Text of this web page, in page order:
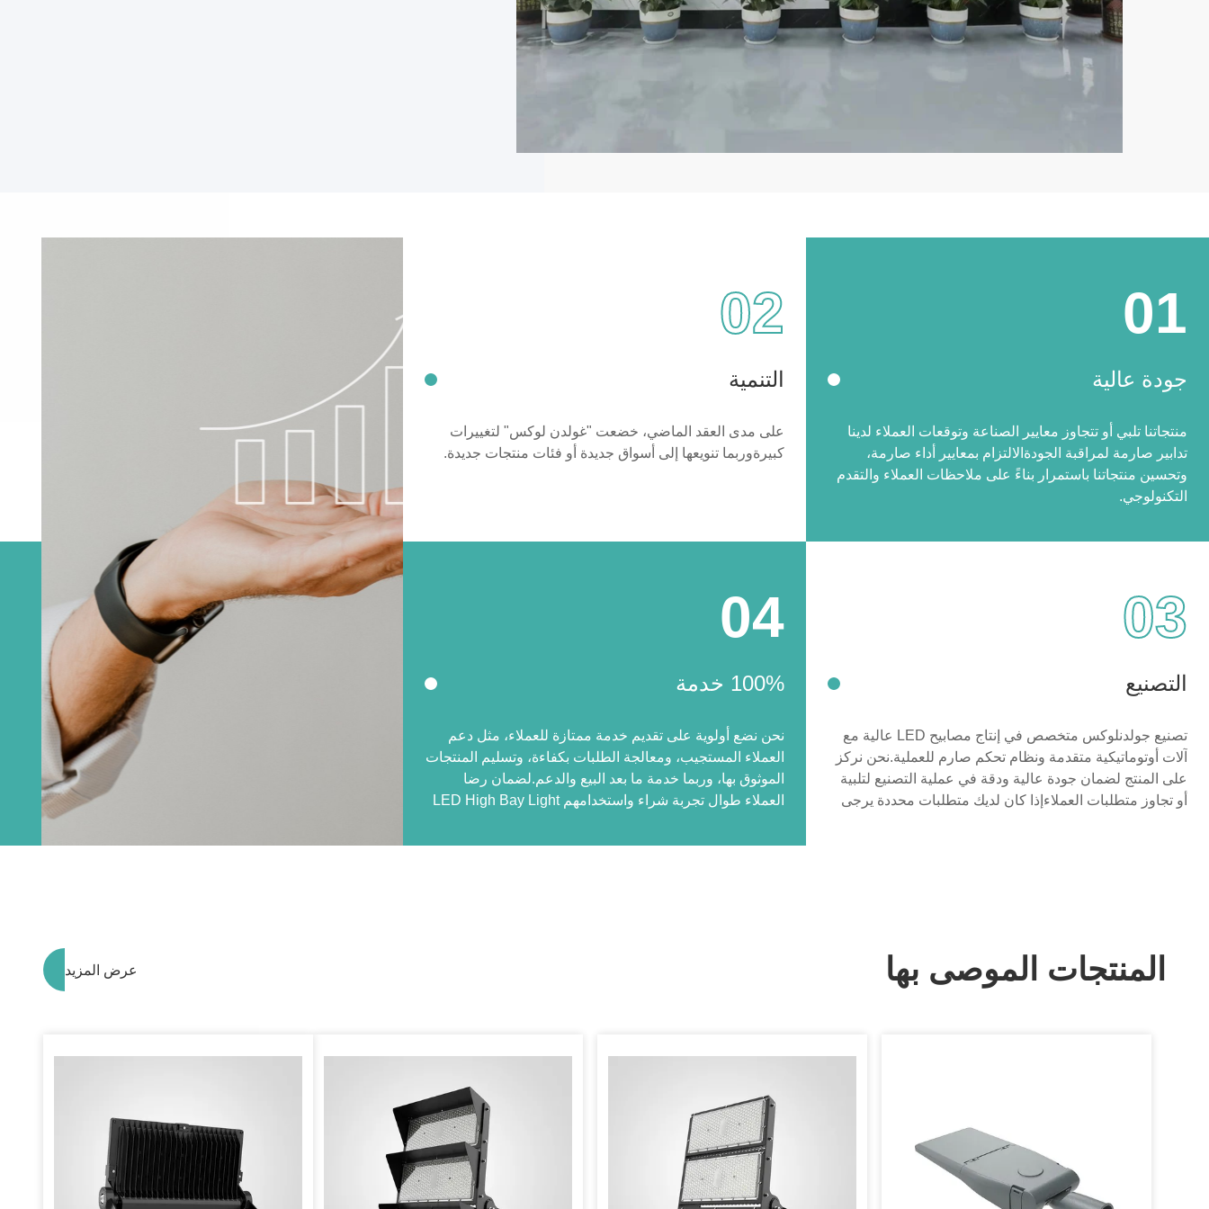
01
جودة عالية
منتجاتنا تلبي أو تتجاوز معايير الصناعة وتوقعات العملاء لدينا
تدابير صارمة لمراقبة الجودةالالتزام بمعايير أداء صارمة،
وتحسين منتجاتنا باستمرار بناءً على ملاحظات العملاء والتقدم
التكنولوجي.
02
التنمية
على مدى العقد الماضي، خضعت "غولدن لوكس" لتغييرات
كبيرةوربما تنويعها إلى أسواق جديدة أو فئات منتجات جديدة.
03
التصنيع
تصنيع جولدنلوكس متخصص في إنتاج مصابيح LED عالية مع
آلات أوتوماتيكية متقدمة ونظام تحكم صارم للعملية.نحن نركز
على المنتج لضمان جودة عالية ودقة في عملية التصنيع لتلبية
أو تجاوز متطلبات العملاءإذا كان لديك متطلبات محددة يرجى
04
100% خدمة
نحن نضع أولوية على تقديم خدمة ممتازة للعملاء، مثل دعم
العملاء المستجيب، ومعالجة الطلبات بكفاءة، وتسليم المنتجات
الموثوق بها، وربما خدمة ما بعد البيع والدعم.لضمان رضا
العملاء طوال تجربة شراء واستخدامهم LED High Bay Light
المنتجات الموصى بها عرض المزيد